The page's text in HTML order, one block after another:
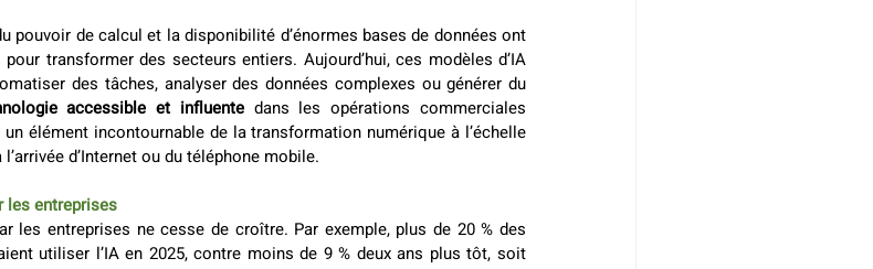
pouvoir de calcul et la disponibilité d’énormes bases de données ont
transformer des secteurs entiers. Aujourd’hui, ces modèles d’IA
des tâches, analyser des données complexes ou générer du
accessible et influente dans les opérations commerciales
un élément incontournable de la transformation numérique à l’échelle
d’Internet ou du téléphone mobile.
les entreprises
les entreprises ne cesse de croître. Par exemple, plus de 20 % des
utiliser l’IA en 2025, contre moins de 9 % deux ans plus tôt, soit